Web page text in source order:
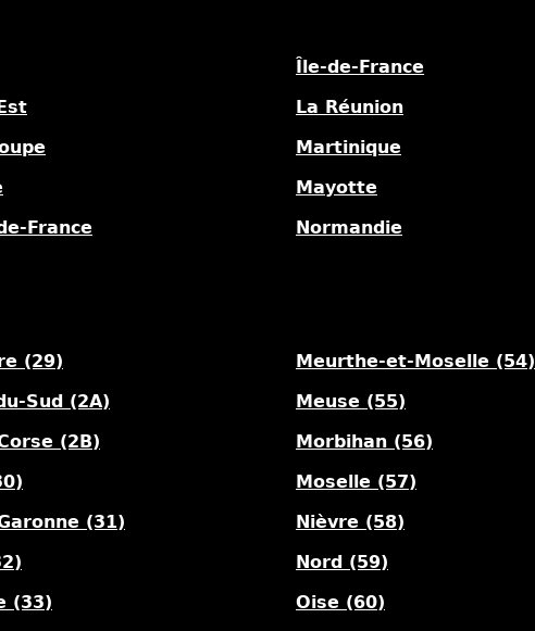
France
Île-de-France
La Réunion
Martinique
Mayotte
Normandie
(29)
Sud (2A)
(2B)
(31)
(33)
Meurthe-et-Moselle (54)
Meuse (55)
Morbihan (56)
Moselle (57)
Nièvre (58)
Nord (59)
Oise (60)